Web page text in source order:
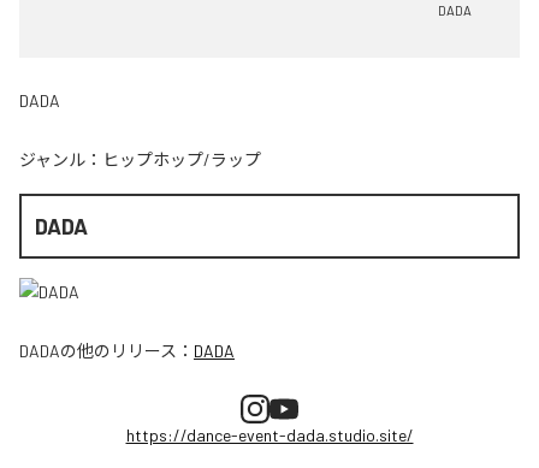
DADA
DADA
ジャンル： ヒップホップ/ラップ
DADA
DADAの他のリリース： DADA
https://dance-event-dada.studio.site/